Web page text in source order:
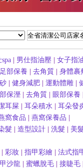
男仕指油壓 女子指
足部保養 去角質 身體裹
健身減肥 運動體雕
保溼 去角質 眼部保養
耳屎 耳朵積水 耳朵發
窩食品 燕窩保養品
髮 造型設計 洗髮 美
彩妝 指甲彩繪 法式指
沙龍 蜜蠟脫毛 接睫毛